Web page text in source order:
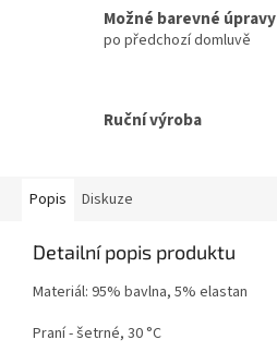
Možné barevné úpravy
po předchozí domluvě
Ruční výroba
Popis Diskuze
Detailní popis produktu
Materiál: 95% bavlna, 5% elastan
Praní - šetrné, 30 °C